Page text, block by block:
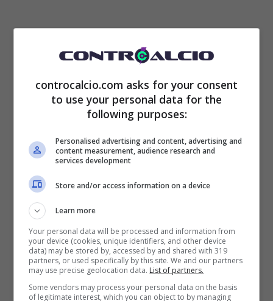
Stando infatti a quanto riportato dai colleghi
,Ederson potrebbe diventare
un nuovo calciatore del Napoli già a
partire dal prossimo gennaio
l’estrema emergenza cheAntonio Conte
starebbe attraversando in questo momento
storico della stagione con i vari infortuni che
hanno colpito i suoi giocatori. Il fatto che poi
Anguissa partirà per la Coppa d’Africa
quasi costringe e spinge il club campione
controcalcio.com asks for your consent
to use your personal data for the
following purposes:
Personalised advertising and content, advertising and
content measurement, audience research and
services development
Store and/or access information on a device
Learn more
Your personal data will be processed and information from
your device (cookies, unique identifiers, and other device
data) may be stored by, accessed by and shared with 319
partners, or used specifically by this site. We and our partners
may use precise geolocation data. List of partners.
Some vendors may process your personal data on the basis
of legitimate interest, which you can object to by managing